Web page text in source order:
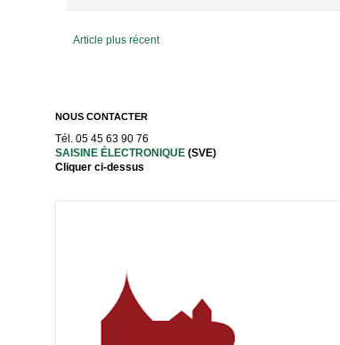
Article plus récent
NOUS CONTACTER
Tél. 05 45 63 90 76
SAISINE ÉLECTRONIQUE (SVE)
Cliquer ci-dessus